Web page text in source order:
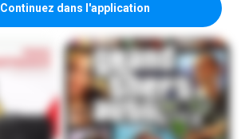
Continuez dans l'application